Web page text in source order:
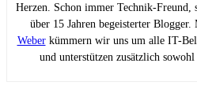
Herzen. Schon immer Technik-
über 15 Jahren begeisterter
Weberkümmern wir uns um alle IT-
und unterstützen zusätzlich